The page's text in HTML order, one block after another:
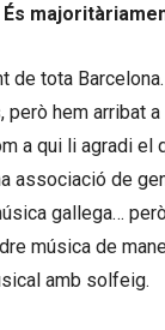
de tota
però hem arribat
a qui li agradi el
associació de
gallega…
música de
amb solfeig.